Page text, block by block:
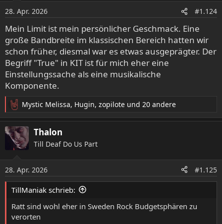
28. Apr. 2026 #1.124
Mein Limit ist mein persönlicher Geschmack. Eine
große Bandbreite im klassischen Bereich hatten wir
schon früher, diesmal war es etwas ausgeprägter. Der
Begriff "True" in KIT ist für mich eher eine
Einstellungssache als eine musikalische
Komponente.
R
e
a
k
n
e
Mystic Melissa, Hugin, zopilote und 20 andere
Thalon
Till Deaf Do Us Part
28. Apr. 2026 #1.125
TillManiak schrieb:
Ratt sind wohl eher in Sweden Rock Budgetsphären zu
verorten